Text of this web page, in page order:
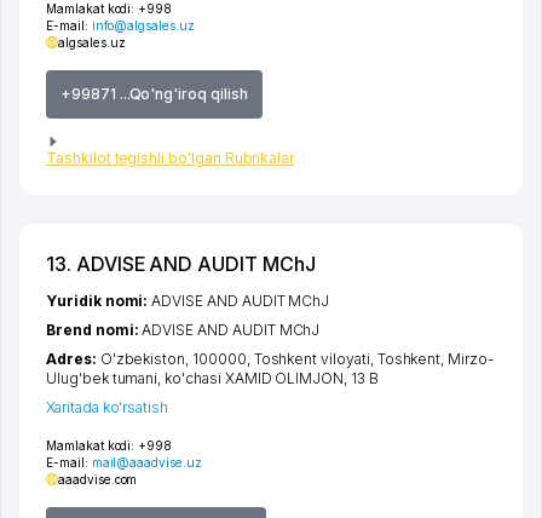
Mamlakat kodi: +998
E-mail: info@algsales.uz
algsales.uz
+99871 ...Qo'ng'iroq qilish
Tashkilot tegishli bo'lgan Rubrikalar
13. ADVISE AND AUDIT MChJ
Mamlakat kodi: +998
E-mail: mail@aaadvise.uz
aaadvise.com
Yuridik nomi:ADVISE AND AUDIT MChJ
Brend nomi:ADVISE AND AUDIT MChJ
Adres: O'zbekiston, 100000, Toshkent viloyati Toshkent Mirzo-
Ulug'bek tumani ko'chasi XAMID OLIMJON , 13 B
Xaritada ko'rsatish